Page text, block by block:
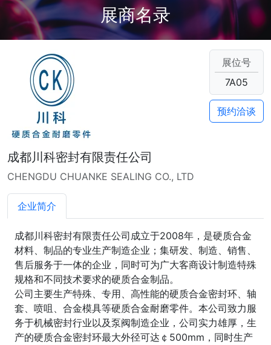
展商名录
成都川科密封有限责任公司
CHENGDU CHUANKE SEALING CO., LTD
展位号
7A05
预约洽谈
企业简介
成都川科密封有限责任公司成立于2008年，是硬质合金
材料、制品的专业生产制造企业；集研发、制造、销售、
售后服务于一体的企业，同时可为广大客商设计制造特殊
规格和不同技术要求的硬质合金制品。
公司主要生产特殊、专用、高性能的硬质合金密封环、轴
套、喷咀、合金模具等硬质合金耐磨零件。本公司致力服
务于机械密封行业以及泵阀制造企业，公司实力雄厚，生
产的硬质合金密封环最大外径可达￠500mm，同时生产